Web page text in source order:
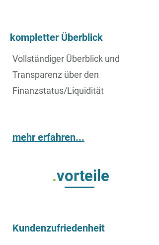
kompletter Überblick
Vollständiger Überblick und
Transparenz über den
Finanzstatus/Liquidität
mehr erfahren...
.vorteile
Kundenzufriedenheit